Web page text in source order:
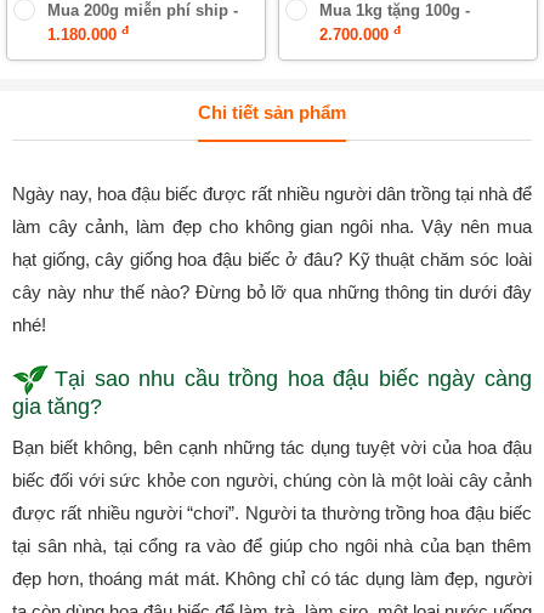
Mua 200g miễn phí ship -
1.180.000 đ
Mua 1kg tặng 100g -
2.700.000 đ
Chi tiết sản phẩm
Ngày nay, hoa đậu biếc được rất nhiều người dân trồng tại nhà để
làm cây cảnh, làm đẹp cho không gian ngôi nha. Vậy nên mua
hạt giống, cây giống hoa đậu biếc ở đâu? Kỹ thuật chăm sóc loài
cây này như thế nào? Đừng bỏ lỡ qua những thông tin dưới đây
nhé!
Tại sao nhu cầu trồng hoa đậu biếc ngày càng
gia tăng?
Bạn biết không, bên cạnh những tác dụng tuyệt vời của hoa đậu
biếc đối với sức khỏe con người, chúng còn là một loài cây cảnh
được rất nhiều người “chơi”. Người ta thường trồng hoa đậu biếc
tại sân nhà, tại cổng ra vào để giúp cho ngôi nhà của bạn thêm
đẹp hơn, thoáng mát mát. Không chỉ có tác dụng làm đẹp, người